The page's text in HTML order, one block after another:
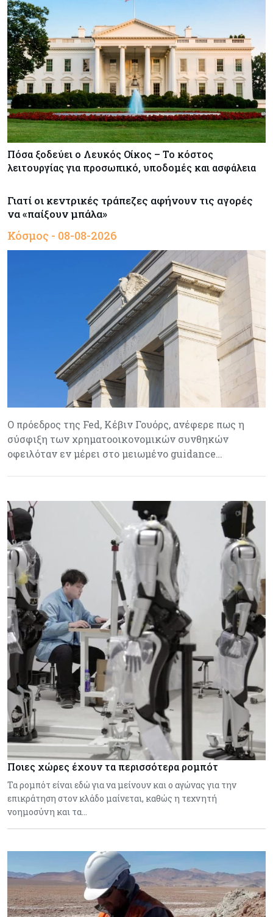
Πόσα ξοδεύει ο Λευκός Οίκος – Το κόστος
λειτουργίας για προσωπικό, υποδομές και ασφάλεια
Γιατί οι κεντρικές τράπεζες αφήνουν τις αγορές
να «παίξουν μπάλα»
Κόσμος - 08-08-2026
Ο πρόεδρος της Fed, Κέβιν Γουόρς, ανέφερε πως η
σύσφιξη των χρηματοοικονομικών συνθηκών
οφειλόταν εν μέρει στο μειωμένο guidance…
Ποιες χώρες έχουν τα περισσότερα ρομπότ
Τα ρομπότ είναι εδώ για να μείνουν και ο αγώνας για την
επικράτηση στον κλάδο μαίνεται, καθώς η τεχνητή
νοημοσύνη και τα…